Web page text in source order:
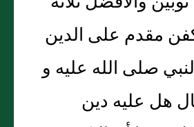
مقدم على الدين
صلى الله عليه و
هل عليه دين